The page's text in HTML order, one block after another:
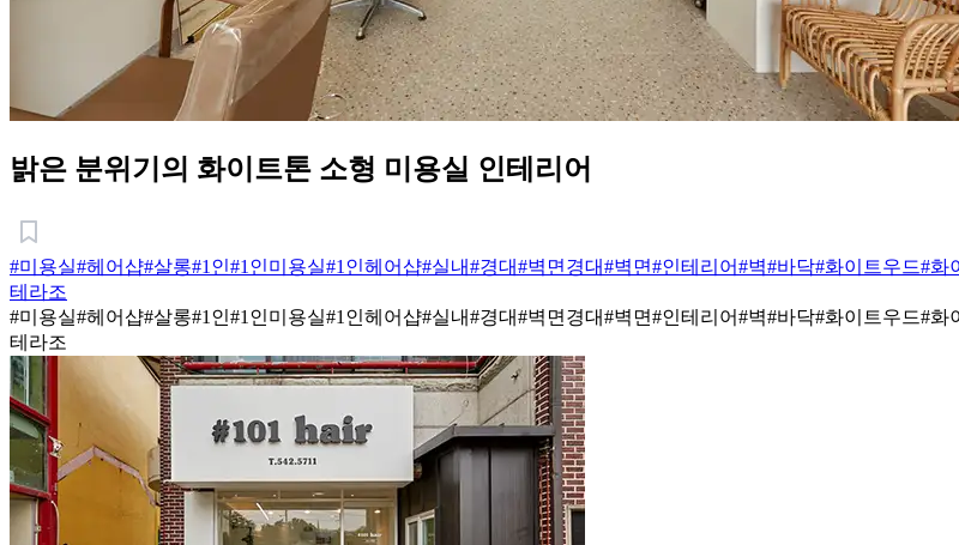
밝은 분위기의 화이트톤 소형 미용실 인테리어
#미용실#헤어샵#살롱#1인#1인미용실#1인헤어샵#실내#경대#벽면경대#벽면#인테리어#벽#바닥#화이트우드#화
테라조
#미용실#헤어샵#살롱#1인#1인미용실#1인헤어샵#실내#경대#벽면경대#벽면#인테리어#벽#바닥#화이트우드#화
테라조